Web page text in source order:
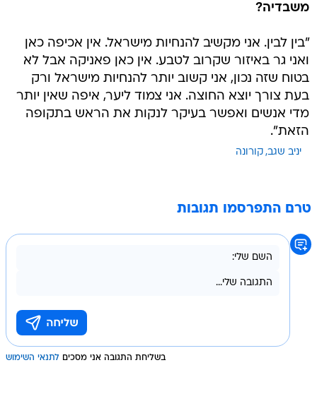
משבדיה?
"בין לבין. אני מקשיב להנחיות מישראל. אין אכיפה כאן
ואני גר באיזור שקרוב לטבע. אין כאן פאניקה אבל לא
בטוח שזה נכון, אני קשוב יותר להנחיות מישראל ורק
בעת צורך יוצא החוצה. אני צמוד ליער, איפה שאין יותר
מדי אנשים ואפשר בעיקר לנקות את הראש בתקופה
הזאת".
יניב שגב קורונה
טרם התפרסמו תגובות
בשליחת התגובה אני מסכים לתנאי השימוש